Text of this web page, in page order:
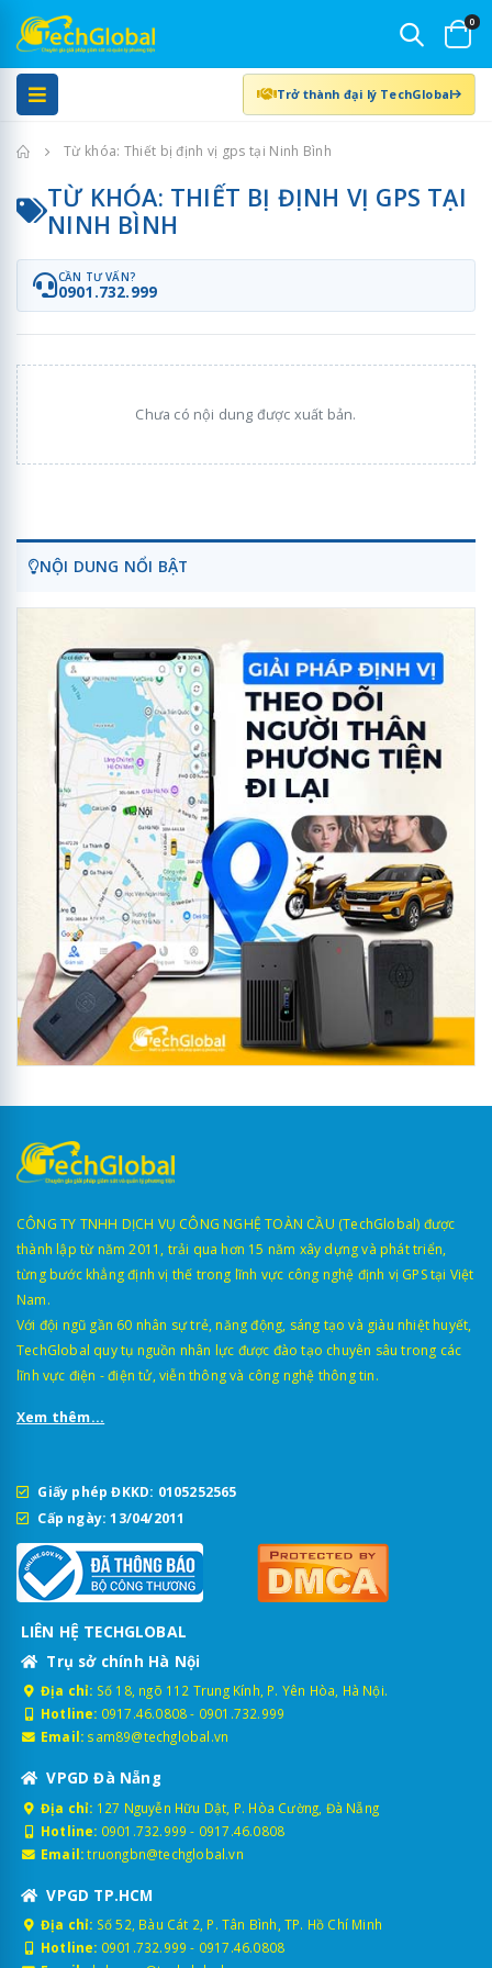
0
Trở thành đại lý TechGlobal
Trang chủTừ khóa: Thiết bị định vị gps tại Ninh Bình
TỪ KHÓA: THIẾT BỊ ĐỊNH VỊ GPS TẠI
NINH BÌNH
CẦN TƯ VẤN?
0901.732.999
Chưa có nội dung được xuất bản.
NỘI DUNG NỔI BẬT
CÔNG TY TNHH DỊCH VỤ CÔNG NGHỆ TOÀN CẦU (TechGlobal) được
thành lập từ năm 2011, trải qua hơn 15 năm xây dựng và phát triển,
từng bước khẳng định vị thế trong lĩnh vực công nghệ định vị GPS tại Việt
Nam.
Với đội ngũ gần 60 nhân sự trẻ, năng động, sáng tạo và giàu nhiệt huyết,
TechGlobal quy tụ nguồn nhân lực được đào tạo chuyên sâu trong các
lĩnh vực điện - điện tử, viễn thông và công nghệ thông tin.
Xem thêm...
Giấy phép ĐKKD: 0105252565
Cấp ngày: 13/04/2011
LIÊN HỆ TECHGLOBAL
Trụ sở chính Hà Nội
Địa chỉ: Số 18, ngõ 112 Trung Kính, P. Yên Hòa, Hà Nội.
Hotline: 0917.46.0808- 0901.732.999
Email: sam89@techglobal.vn
VPGD Đà Nẵng
Địa chỉ: 127 Nguyễn Hữu Dật, P. Hòa Cường, Đà Nẵng
Hotline: 0901.732.999 - 0917.46.0808
Email: truongbn@techglobal.vn
VPGD TP.HCM
Địa chỉ: Số 52, Bàu Cát 2, P. Tân Bình, TP. Hồ Chí Minh
Hotline: 0901.732.999 - 0917.46.0808